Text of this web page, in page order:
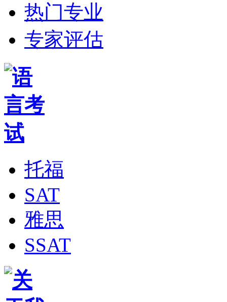
热门专业
专家评估
托福
SAT
雅思
SSAT